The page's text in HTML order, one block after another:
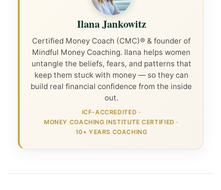
Ilana Jankowitz
Certified Money Coach (CMC)® & founder of
Mindful Money Coaching. Ilana helps women
untangle the beliefs, fears, and patterns that
keep them stuck with money — so they can
build real financial confidence from the inside
out.
ICF-ACCREDITED ·
MONEY COACHING INSTITUTE CERTIFIED ·
10+ YEARS COACHING